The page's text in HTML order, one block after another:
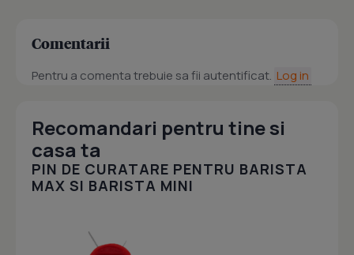
Comentarii
Pentru a comenta trebuie sa fii autentificat. Log in
Recomandari pentru tine si
casa ta
PIN DE CURATARE PENTRU BARISTA
MAX SI BARISTA MINI